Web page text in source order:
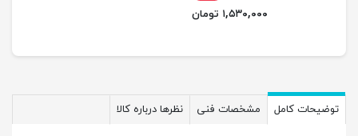
۱,۵۳۰,۰۰۰ تومان
توضیحات کامل مشخصات فنی نظرها درباره کالا